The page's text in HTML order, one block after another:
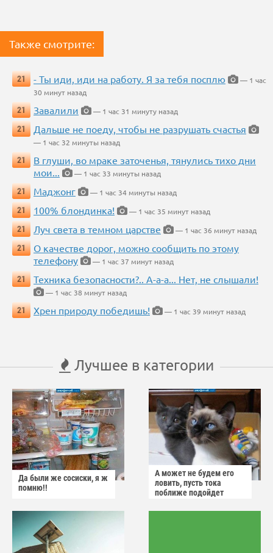
Также смотрите:
21 - Ты иди, иди на работу. Я за тебя посплю
— 1 час
30 минут назад
21
Завалили
— 1 час 31 минуту назад
21
Дальше не поеду, чтобы не разрушать счастья
— 1 час 32 минуты назад
21
В глуши, во мраке заточенья, тянулись тихо дни
мои...
— 1 час 33 минуты назад
21
Маджонг
— 1 час 34 минуты назад
21
100% блондинка!
— 1 час 35 минут назад
21
Луч света в темном царстве
— 1 час 36 минут назад
21
О качестве дорог, можно сообщить по этому
телефону
— 1 час 37 минут назад
21
Техника безопасности?.. А-а-а... Нет, не слышали!
— 1 час 38 минут назад
21
Хрен природу победишь! — 1 час 39 минут назад
Лучшее в категории
Да были же сосиски, я ж
помню!!
А может не будем его
ловить, пусть тока
поближе подойдет